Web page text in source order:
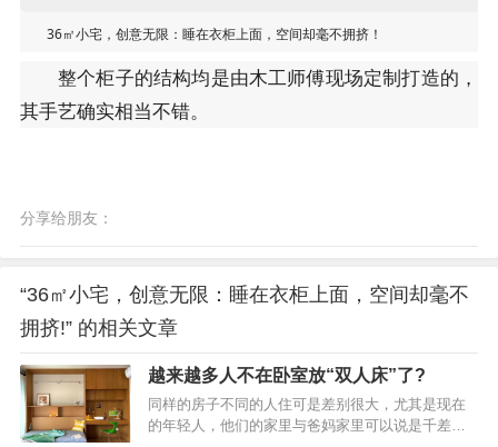
36㎡小宅，创意无限：睡在衣柜上面，空间却毫不拥挤！
整个柜子的结构均是由木工师傅现场定制打造的，
其手艺确实相当不错。
分享给朋友：
“36㎡小宅，创意无限：睡在衣柜上面，空间却毫不
拥挤!” 的相关文章
越来越多人不在卧室放“双人床”了?
同样的房子不同的人住可是差别很大，尤其是现在
的年轻人，他们的家里与爸妈家里可以说是千差万